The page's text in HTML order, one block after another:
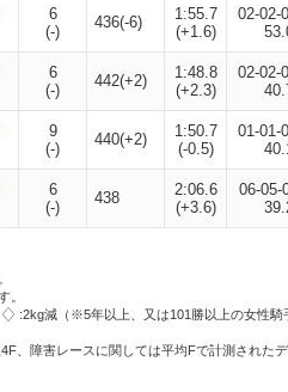
6
(-)
436(-6)
1:55.7
(+1.6)
02-02-
6
(-)
442(+2)
1:48.8
(+2.3)
02-02-
9
(-)
440(+2)
1:50.7
(-0.5)
01-01-
6
(-)
438
2:06.6
(+3.6)
06-05-
。
:2kg減（※5年以上、又は101勝以上の女性騎
、障害レースに関しては平均Fで計測された